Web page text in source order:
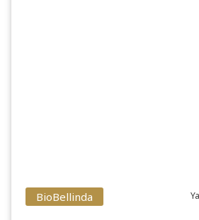
BioBellinda